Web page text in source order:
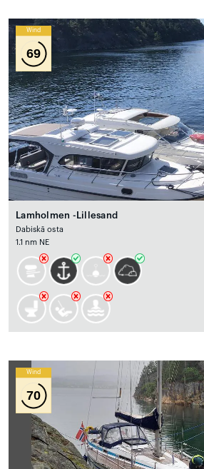
Wind
69
Lamholmen -Lillesand
Dabiskā osta
1.1 nm NE
Wind
70